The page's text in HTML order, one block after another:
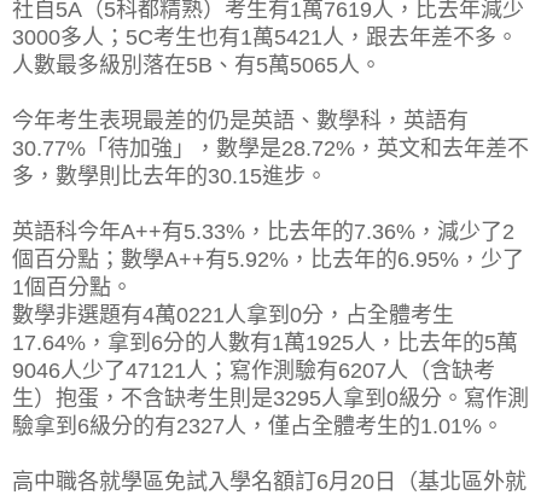
社自5A（5科都精熟）考生有1萬7619人，比去年減少
3000多人；5C考生也有1萬5421人，跟去年差不多。
人數最多級別落在5B、有5萬5065人。
今年考生表現最差的仍是英語、數學科，英語有
30.77%「待加強」，數學是28.72%，英文和去年差不
多，數學則比去年的30.15進步。
英語科今年A++有5.33%，比去年的7.36%，減少了2
個百分點；數學A++有5.92%，比去年的6.95%，少了
1個百分點。
數學非選題有4萬0221人拿到0分，占全體考生
17.64%，拿到6分的人數有1萬1925人，比去年的5萬
9046人少了47121人；寫作測驗有6207人（含缺考
生）抱蛋，不含缺考生則是3295人拿到0級分。寫作測
驗拿到6級分的有2327人，僅占全體考生的1.01%。
高中職各就學區免試入學名額訂6月20日（基北區外就